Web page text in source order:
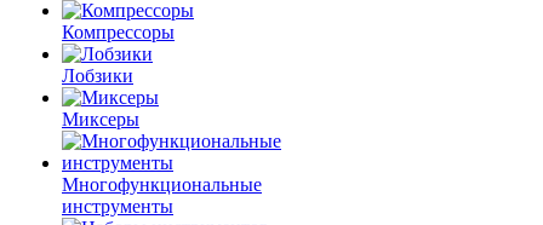
Компрессоры
Лобзики
Миксеры
Многофункциональные
инструменты